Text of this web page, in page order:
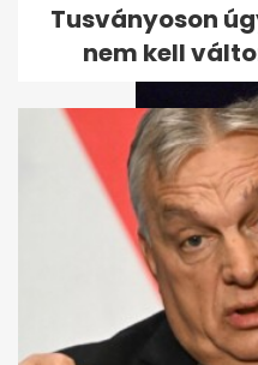
Tusványoson
nem kell